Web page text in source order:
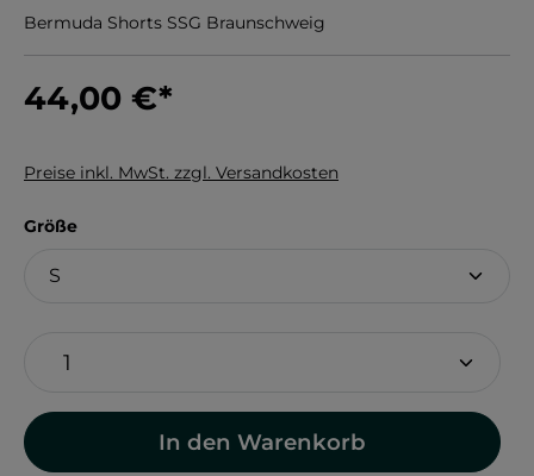
Bermuda Shorts SSG Braunschweig
44,00 €*
Preise inkl. MwSt. zzgl. Versandkosten
Größeauswählen
In den Warenkorb